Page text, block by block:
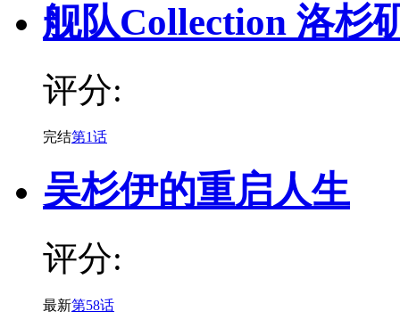
舰队Collection 洛杉
评分:
完结第1话
吴杉伊的重启人生
评分:
最新第58话